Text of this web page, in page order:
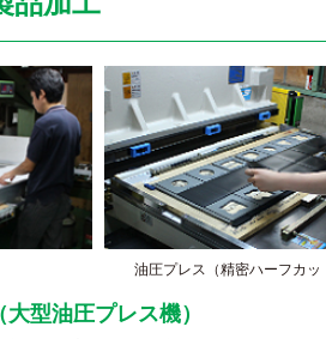
油圧プレス（精密ハーフカッ
型油圧プレス機）